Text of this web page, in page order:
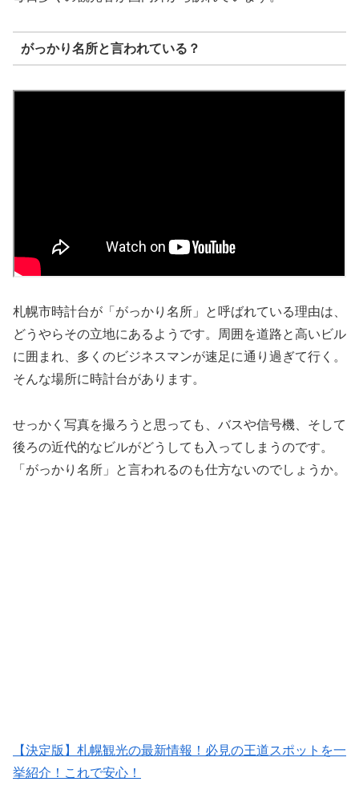
がっかり名所と言われている？
札幌市時計台が「がっかり名所」と呼ばれている理由は、
どうやらその立地にあるようです。周囲を道路と高いビル
に囲まれ、多くのビジネスマンが速足に通り過ぎて行く。
そんな場所に時計台があります。
せっかく写真を撮ろうと思っても、バスや信号機、そして
後ろの近代的なビルがどうしても入ってしまうのです。
「がっかり名所」と言われるのも仕方ないのでしょうか。
【決定版】札幌観光の最新情報！必見の王道スポットを一
挙紹介！これで安心！